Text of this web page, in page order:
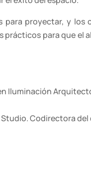
proyectar, y
para que el
Iluminación
Codirectora